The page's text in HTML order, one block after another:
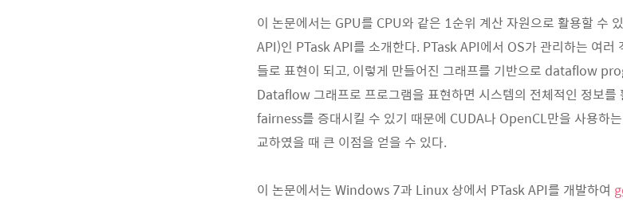
이 논문에서는 GPU를 CPU와 같은 1순위 계산 자원으로 활용할 수
API)인 PTask API를 소개한다. PTask API에서 OS가 관리하는 여러
들로 표현이 되고, 이렇게 만들어진 그래프를 기반으로 dataflow
Dataflow 그래프로 프로그램을 표현하면 시스템의 전체적인 정보를
fairness를 증대시킬 수 있기 때문에 CUDA나 OpenCL만을 사용
교하였을 때 큰 이점을 얻을 수 있다.
이 논문에서는 Windows 7과 Linux 상에서 PTask API를 개발하여